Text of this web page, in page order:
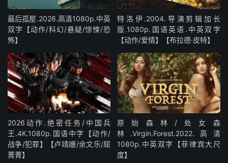
最后孤屋.2026.高清1080p.中英
双字【动作/科幻/悬疑/惊悚/恐
怖】
特洛伊.2004.导演剪辑加长
版.1080p.国语英语.中英双字
【动作/爱情】【布拉德·皮特】
2026动作.绝密任务/中国兵
王.4K.1080p.国语中字【动作/
战争/犯罪】【卢靖姗/余文乐/屈
菁菁】
原始森林/处女森
林.Virgin.Forest.2022.高清
1080p.中英双字【菲律宾大尺
度】